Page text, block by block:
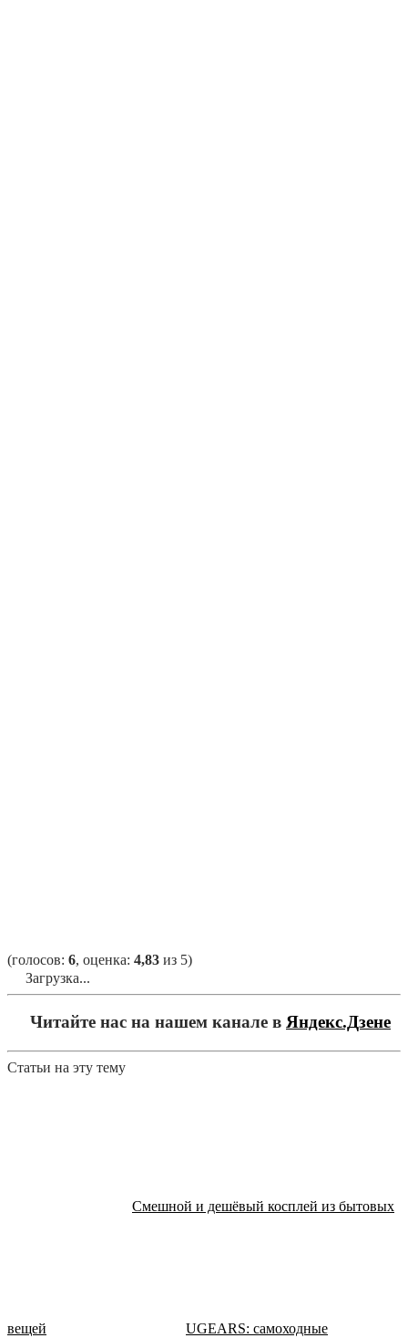
(голосов: 6, оценка: 4,83 из 5)
Загрузка...
Читайте нас на нашем канале в Яндекс.Дзене
Статьи на эту тему
Смешной и дешёвый косплей из бытовых
вещей UGEARS: самоходные